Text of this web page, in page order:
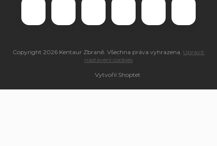
Vytvořil Shoptet
Copyright 2026 Kentaur Zbraně. Všechna práva vyhrazena. Upravit
nastavení cookies